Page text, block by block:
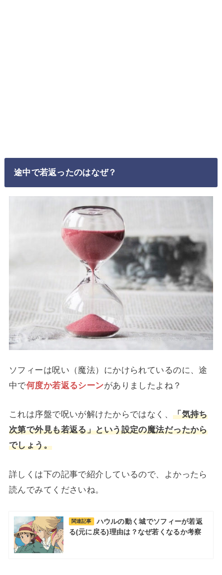
途中で若返ったのはなぜ？
ソフィーは呪い（魔法）にかけられているのに、途
中で何度か若返るシーンがありましたよね？
これは序盤で呪いが解けたからではなく、「気持ち
次第で外見も若返る」という設定の魔法だったから
でしょう。
詳しくは下の記事で紹介しているので、よかったら
読んでみてくださいね。
関連記事
ハウルの動く城でソフィーが若返
る(元に戻る)理由は？なぜ若くなるか考察